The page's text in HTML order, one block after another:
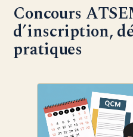
Concours
d’inscription,
pratiques